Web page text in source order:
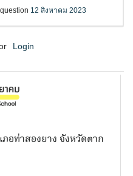
12 สิงหาคม 2023
Login
อท่าสองยาง จังหวัดตาก